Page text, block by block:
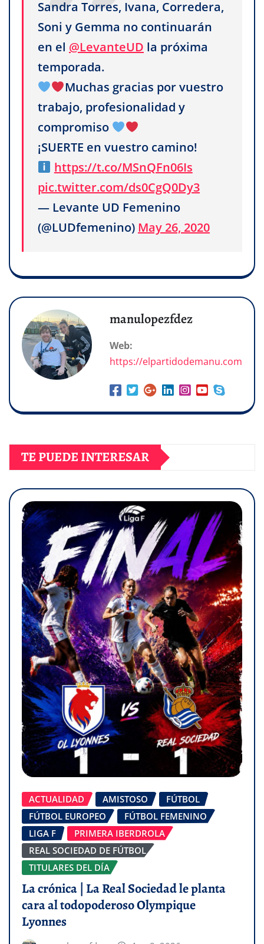
Sandra Torres, Ivana, Corredera,
Soni y Gemma no continuarán
en el @LevanteUD la próxima
temporada.
Muchas gracias por vuestro
trabajo, profesionalidad y
compromiso
¡SUERTE en vuestro camino!
https://t.co/MSnQFn06Is
pic.twitter.com/ds0CgQ0Dy3
— Levante UD Femenino
(@LUDfemenino) May 26, 2020
manulopezfdez
Web:
https://elpartidodemanu.com
TE PUEDE INTERESAR
ACTUALIDAD AMISTOSO
FÚTBOL
FÚTBOL EUROPEO
FÚTBOL FEMENINO
LIGA F
PRIMERA IBERDROLA
REAL SOCIEDAD DE FÚTBOL
TITULARES DEL DÍA
La crónica | La Real Sociedad le planta
cara al todopoderoso Olympique
Lyonnes